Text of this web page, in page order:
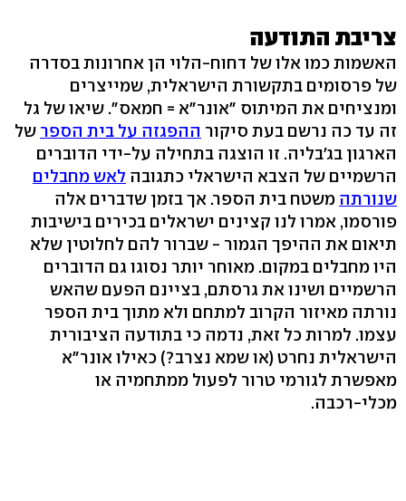
צריבת התודעה
האשמות כמו אלו של דחוח-הלוי הן אחרונות בסדרה
של פרסומים בתקשורת הישראלית, שמייצרים
ומנציחים את המיתוס "אונר"א = חמאס". שיאו של גל
זה עד כה נרשם בעת סיקור ההפגזה על בית הספר של
הארגון בג'בליה. זו הוצגה בתחילה על-ידי הדוברים
הרשמיים של הצבא הישראלי כתגובה לאש מחבלים
שנורתה משטח בית הספר. אך בזמן שדברים אלה
פורסמו, אמרו לנו קצינים ישראלים בכירים בישיבות
תיאום את ההיפך הגמור - שברור להם לחלוטין שלא
היו מחבלים במקום. מאוחר יותר נסוגו גם הדוברים
הרשמיים ושינו את גרסתם, בציינם הפעם שהאש
נורתה מאיזור הקרוב למתחם ולא מתוך בית הספר
עצמו. למרות כל זאת, נדמה כי בתודעה הציבורית
הישראלית נחרט (או שמא נצרב?) כאילו אונר"א
מאפשרת לגורמי טרור לפעול ממתחמיה או
מכלי-רכבה.